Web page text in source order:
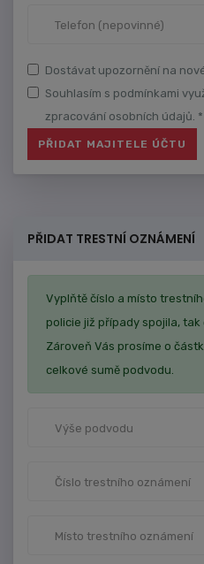
Dostávat upozornění na
Souhlasím s podmínkami
zpracování osobních údajů. *
PŘIDAT TRESTNÍ OZNÁMENÍ
Vyplňtě číslo a místo
policie již případy spojila,
Zároveň Vás prosíme o
celkové sumě podvodu.